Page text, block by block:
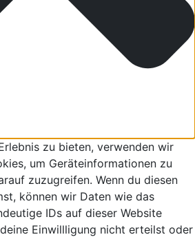
zu bieten, verwenden wir
um Geräteinformationen zu
zuzugreifen. Wenn du diesen
können wir Daten wie das
IDs auf dieser Website
Einwillligung nicht erteilst oder